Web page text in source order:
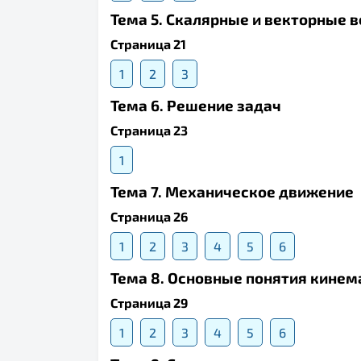
Тема 5. Скалярные и векторные
Страница 21
1
2 3
Тема 6. Решение задач
Страница 23
1
Тема 7. Механическое движение
Страница 26
1
2 3 4 5 6
Тема 8. Основные понятия
Страница 29
1
2 3 4 5 6